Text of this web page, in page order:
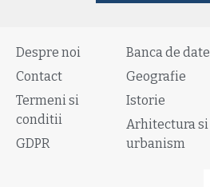
Despre noi
Contact
Termeni si
conditii
GDPR
Banca de date
Geografie
Istorie
Arhitectura si
urbanism